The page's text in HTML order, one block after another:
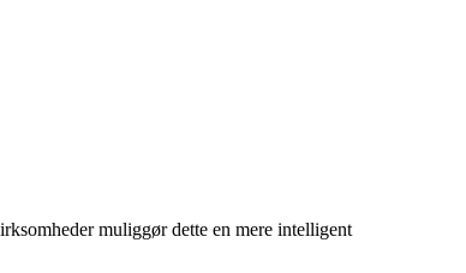
muliggør dette en mere intelligent